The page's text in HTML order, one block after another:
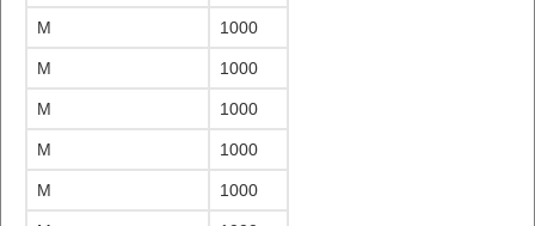
M 1000
M 1000
M 1000
M 1000
M 1000